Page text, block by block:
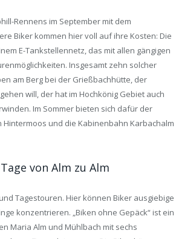
Rennens im September mit dem
Biker kommen hier voll auf ihre Kosten: Die
E-Tankstellennetz, das mit allen gängigen
Insgesamt zehn solcher
am Berg bei der Grießbachhütte, der
will, der hat im Hochkönig Gebiet auch
Im Sommer bieten sich dafür der
Hintermoos und die Kabinenbahn Karbachalm
von Alm zu Alm
Tagestouren. Hier können Biker ausgiebige
konzentrieren. „Biken ohne Gepäck“ ist ein
Maria Alm und Mühlbach mit sechs